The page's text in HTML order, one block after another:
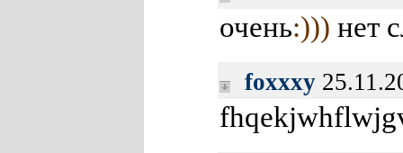
очень:))) нет
foxxxy